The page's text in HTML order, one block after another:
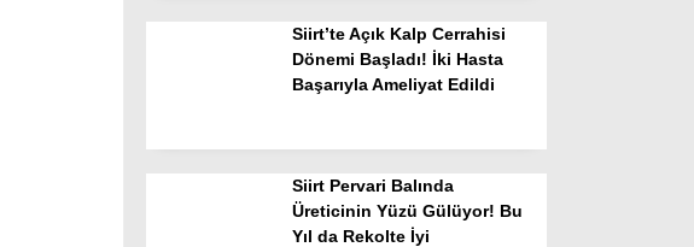
Siirt’te Açık Kalp Cerrahisi
Dönemi Başladı! İki Hasta
Başarıyla Ameliyat Edildi
Siirt Pervari Balında
Üreticinin Yüzü Gülüyor! Bu
Yıl da Rekolte İyi